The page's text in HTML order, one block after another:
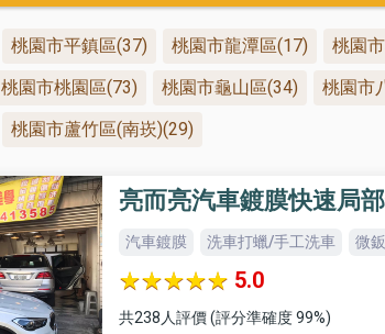
桃園市平鎮區(37) 桃園市龍潭區(17) 桃園
桃園市桃園區(73) 桃園市龜山區(34) 桃園市
桃園市蘆竹區(南崁)(29)
亮而亮汽車鍍膜快速局
汽車鍍膜 洗車打蠟/手工洗車 微
5.0
共238人評價 (評分準確度 99%)